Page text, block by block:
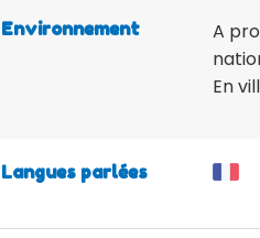
Environnement
A
En
Langues parlées